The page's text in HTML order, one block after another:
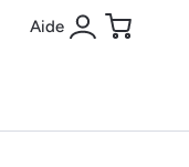
Aide
Se connecter
Panier